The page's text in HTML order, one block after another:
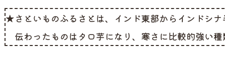
★さといものふるさとは、インド東部からインドシ
伝わったものはタロ芋になり、寒さに比較的強い種